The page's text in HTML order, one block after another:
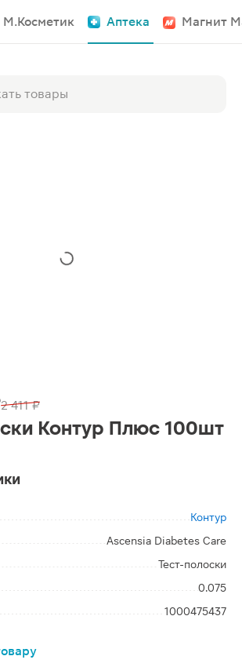
М.Косметик Аптека Магнит
2 411 ₽
Контур Плюс 100шт
Контур
Ascensia Diabetes Care
Тест-полоски
0.075
1000475437